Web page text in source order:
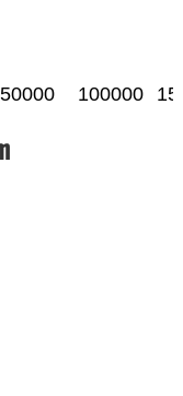
50000 100000